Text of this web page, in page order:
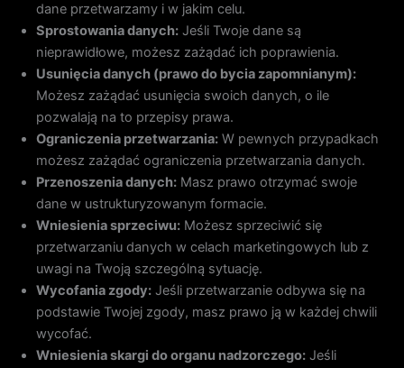
dane przetwarzamy i w jakim celu.
Sprostowania danych: Jeśli Twoje dane są
nieprawidłowe, możesz zażądać ich poprawienia.
Usunięcia danych (prawo do bycia zapomnianym):
Możesz zażądać usunięcia swoich danych, o ile
pozwalają na to przepisy prawa.
Ograniczenia przetwarzania: W pewnych przypadkach
możesz zażądać ograniczenia przetwarzania danych.
Przenoszenia danych: Masz prawo otrzymać swoje
dane w ustrukturyzowanym formacie.
Wniesienia sprzeciwu: Możesz sprzeciwić się
przetwarzaniu danych w celach marketingowych lub z
uwagi na Twoją szczególną sytuację.
Wycofania zgody: Jeśli przetwarzanie odbywa się na
podstawie Twojej zgody, masz prawo ją w każdej chwili
wycofać.
Wniesienia skargi do organu nadzorczego: Jeśli